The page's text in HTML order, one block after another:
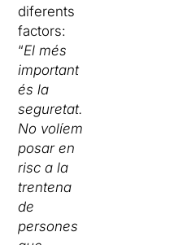
diferents
factors:
“El més
important
és la
seguretat.
No volíem
posar en
risc a la
trentena
de
persones